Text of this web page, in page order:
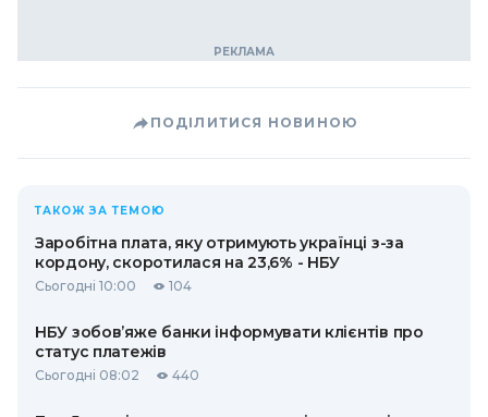
ПОДІЛИТИСЯ НОВИНОЮ
ТАКОЖ ЗА ТЕМОЮ
Заробітна плата, яку отримують українці з-за
кордону, скоротилася на 23,6% - НБУ
Сьогодні 10:00 104
НБУ зобов’яже банки інформувати клієнтів про
статус платежів
Сьогодні 08:02 440